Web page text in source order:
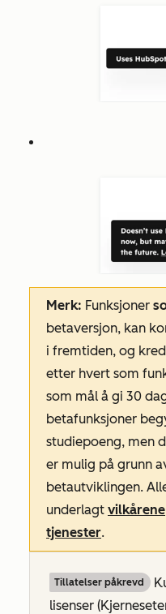
Merk: Funksjoner
betaversjon, kan
i fremtiden, og
etter hvert som
som mål å gi 30
betafunksjoner
studiepoeng, men
er mulig på grunn
betautviklingen.
underlagt vilkårene
tjenester.
Tillatelser påkrevd
lisenser